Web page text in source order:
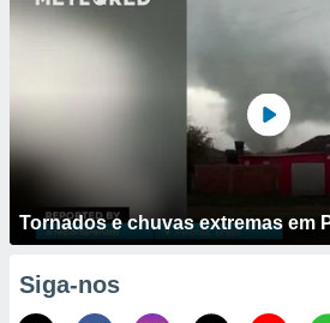
Tornados e chuvas extremas em
Siga-nos